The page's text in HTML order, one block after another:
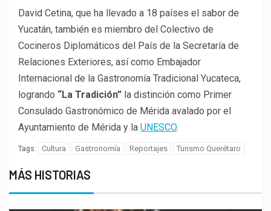
David Cetina, que ha llevado a 18 países el sabor de
Yucatán, también es miembro del Colectivo de
Cocineros Diplomáticos del País de la Secretaría de
Relaciones Exteriores, así como Embajador
Internacional de la Gastronomía Tradicional Yucateca,
logrando “La Tradición” la distinción como Primer
Consulado Gastronómico de Mérida avalado por el
Ayuntamiento de Mérida y la UNESCO.
Tags: Cultura Gastronomía Reportajes Turismo Querétaro
MÁS HISTORIAS